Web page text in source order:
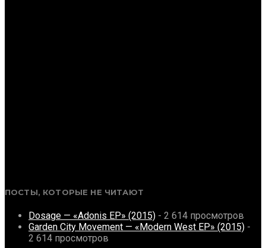
ПОСТЫ, КОТОРЫЕ НЕ ЧИТАЮТ
Dosage — «Adonis EP» (2015) - 2 614 просмотров
Garden City Movement — «Modern West EP» (2015) -
2 614 просмотров